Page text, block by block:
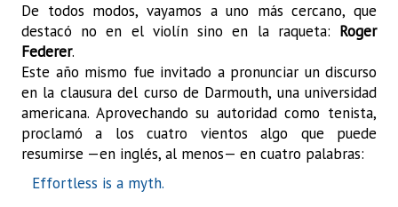
De todos modos, vayamos a uno más cercano, que
destacó no en el violín sino en la raqueta: Roger
Federer.
Este año mismo fue invitado a pronunciar un discurso
en la clausura del curso de Darmouth, una universidad
americana. Aprovechando su autoridad como tenista,
proclamó a los cuatro vientos algo que puede
resumirse —en inglés, al menos— en cuatro palabras:
Effortless is a myth.